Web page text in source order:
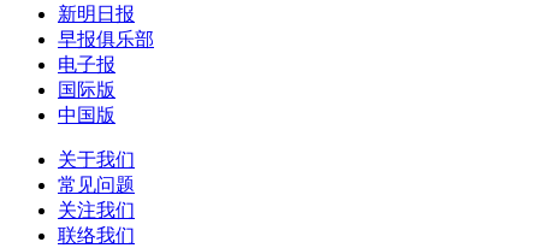
新明日报
早报俱乐部
电子报
国际版
中国版
关于我们
常见问题
关注我们
联络我们